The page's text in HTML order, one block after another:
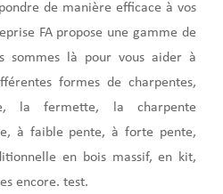
de manière efficace à vos
FA propose une gamme de
sommes là pour vous aider à
formes de charpentes,
la fermette, la charpente
à faible pente, à forte pente,
en bois massif, en kit,
encore. test.